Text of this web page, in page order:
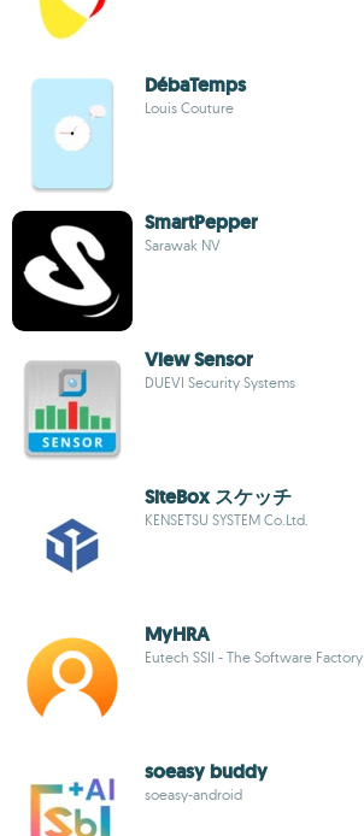
DébaTemps
Louis Couture
SmartPepper
Sarawak NV
View Sensor
DUEVI Security Systems
SiteBox スケッチ
KENSETSU SYSTEM Co.Ltd.
MyHRA
Eutech SSII - The Software Factory
soeasy buddy
soeasy-android